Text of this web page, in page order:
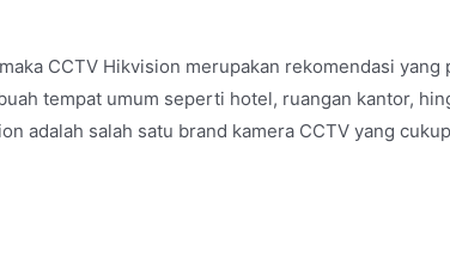
CCTV Hikvision merupakan rekomendasi yang
tempat umum seperti hotel, ruangan kantor,
adalah salah satu brand kamera CCTV yang